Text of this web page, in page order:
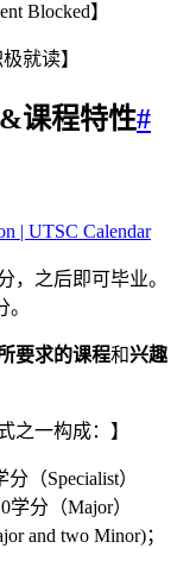
Blocked】
就读】
课程特性#
| UTSC Calendar
，之后即可毕业。
要求的课程和兴趣
之一构成：】
（Specialist）
学分（Major）
and two Minor)；